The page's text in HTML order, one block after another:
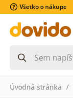
Všetko o nákupe
Úvodná stránka